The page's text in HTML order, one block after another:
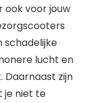
ook voor jouw
schadelijke
lucht en
Daarnaast zijn
je niet te